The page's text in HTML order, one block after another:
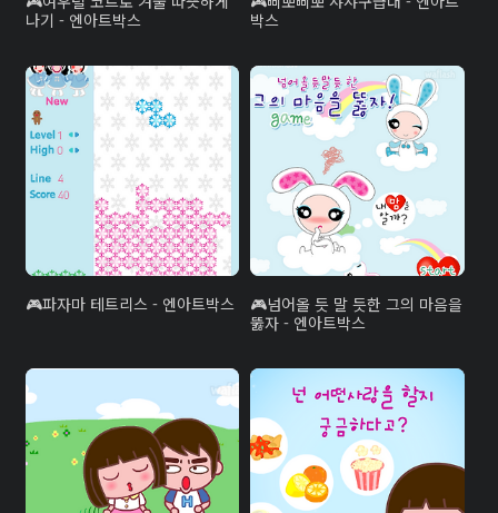
나기 - 엔아트박스
박스
파자마 테트리스 - 엔아트박스
넘어올 듯 말 듯한 그의 마음을
뚫자 - 엔아트박스